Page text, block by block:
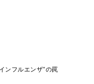
ンフルエンザ"の罠